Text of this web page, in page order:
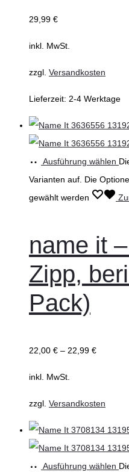
29,99 €
inkl. MwSt.
zzgl. Versandkosten
Lieferzeit: 2-4 Werktage
Ausführung wählen
Varianten auf. Die
gewählt werden
name it
Zipp,
Pack)
22,00 € – 22,99 €
inkl. MwSt.
zzgl. Versandkosten
Ausführung wählen